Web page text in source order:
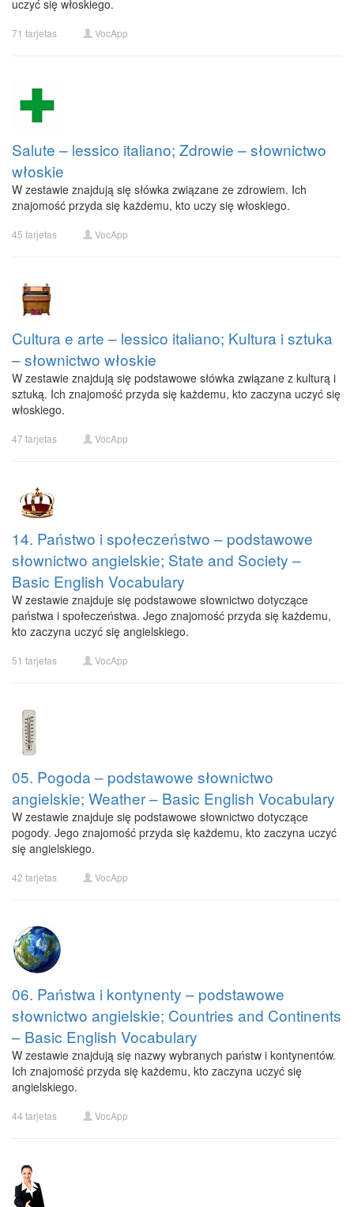
uczyć się włoskiego.
71 tarjetas VocApp
Salute – lessico italiano; Zdrowie – słownictwo
włoskie
W zestawie znajdują się słówka związane ze zdrowiem. Ich
znajomość przyda się każdemu, kto uczy się włoskiego.
45 tarjetas VocApp
Cultura e arte – lessico italiano; Kultura i sztuka
– słownictwo włoskie
W zestawie znajdują się podstawowe słówka związane z kulturą i
sztuką. Ich znajomość przyda się każdemu, kto zaczyna uczyć się
włoskiego.
47 tarjetas VocApp
14. Państwo i społeczeństwo – podstawowe
słownictwo angielskie; State and Society –
Basic English Vocabulary
W zestawie znajduje się podstawowe słownictwo dotyczące
państwa i społeczeństwa. Jego znajomość przyda się każdemu,
kto zaczyna uczyć się angielskiego.
51 tarjetas VocApp
05. Pogoda – podstawowe słownictwo
angielskie; Weather – Basic English Vocabulary
W zestawie znajduje się podstawowe słownictwo dotyczące
pogody. Jego znajomość przyda się każdemu, kto zaczyna uczyć
się angielskiego.
42 tarjetas VocApp
06. Państwa i kontynenty – podstawowe
słownictwo angielskie; Countries and Continents
– Basic English Vocabulary
W zestawie znajdują się nazwy wybranych państw i kontynentów.
Ich znajomość przyda się każdemu, kto zaczyna uczyć się
angielskiego.
44 tarjetas VocApp